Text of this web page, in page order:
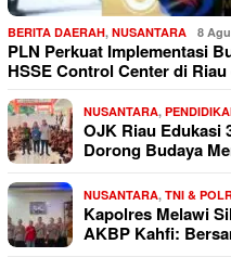
BERITA DAERAH, NUSANTARA 8
PLN Perkuat Implementasi
HSSE Control Center di
NUSANTARA,
OJK Riau Edukasi
Dorong Budaya
NUSANTARA, TNI &
Kapolres Melawi
AKBP Kahfi: